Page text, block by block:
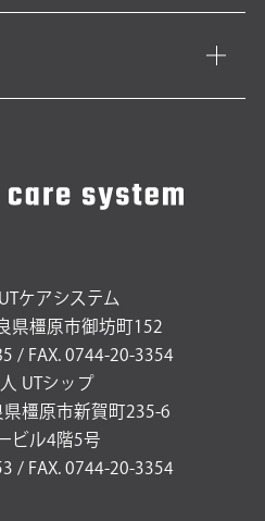
ケアシステム
県橿原市御坊町152
/ FAX. 0744-20-3354
UTシップ
橿原市新賀町235-6
ビル4階5号
/ FAX. 0744-20-3354